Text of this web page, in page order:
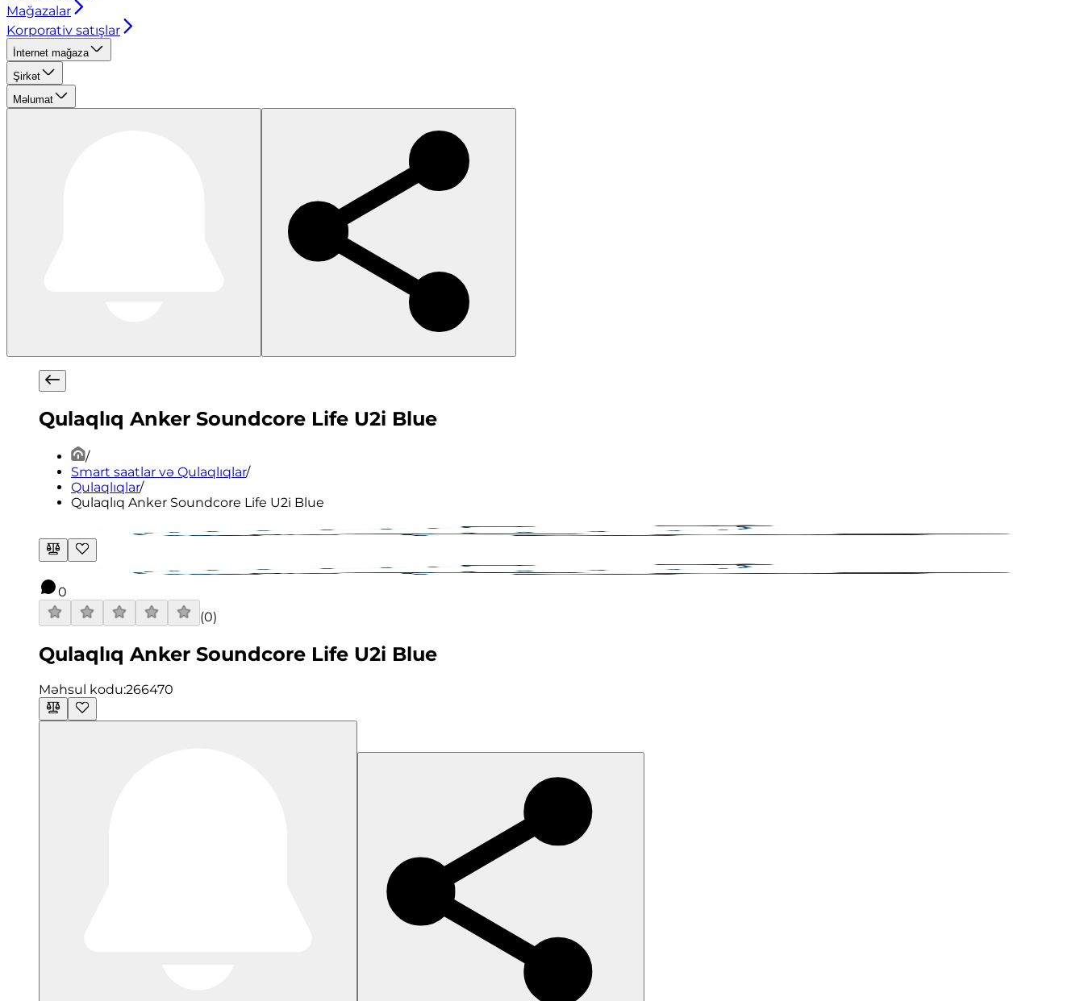
Mağazalar
Korporativ satışlar
İnternet mağaza
Şirkət
Məlumat
Qulaqlıq Anker Soundcore Life U2i Blue
/
Smart saatlar və Qulaqlıqlar/
Qulaqlıqlar/
Qulaqlıq Anker Soundcore Life U2i Blue
0
(0)
Qulaqlıq Anker Soundcore Life U2i Blue
Məhsul kodu:266470